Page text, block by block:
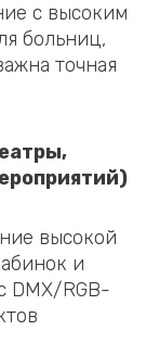
с высоким
больниц,
точная
высокой
и
DMX/RGB-